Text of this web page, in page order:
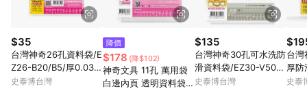
$35
台灣神奇26孔資料袋/E
Z26-B20/B5/厚0.03m
m/20張/包
史泰博台灣
降價
$178 (降$102)
神奇文具 11孔 萬用袋
白邊內頁 透明資料袋
$135
台灣神奇30孔可水洗防
滑資料袋/EZ30-V50/
厚0.07mm/50張/包
史泰博台灣
台灣
厚防
50/
史泰